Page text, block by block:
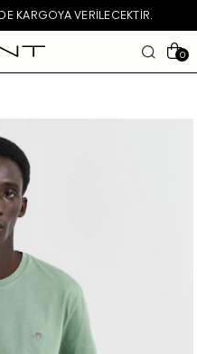
KARGOYA VERILECEKTIR.
0